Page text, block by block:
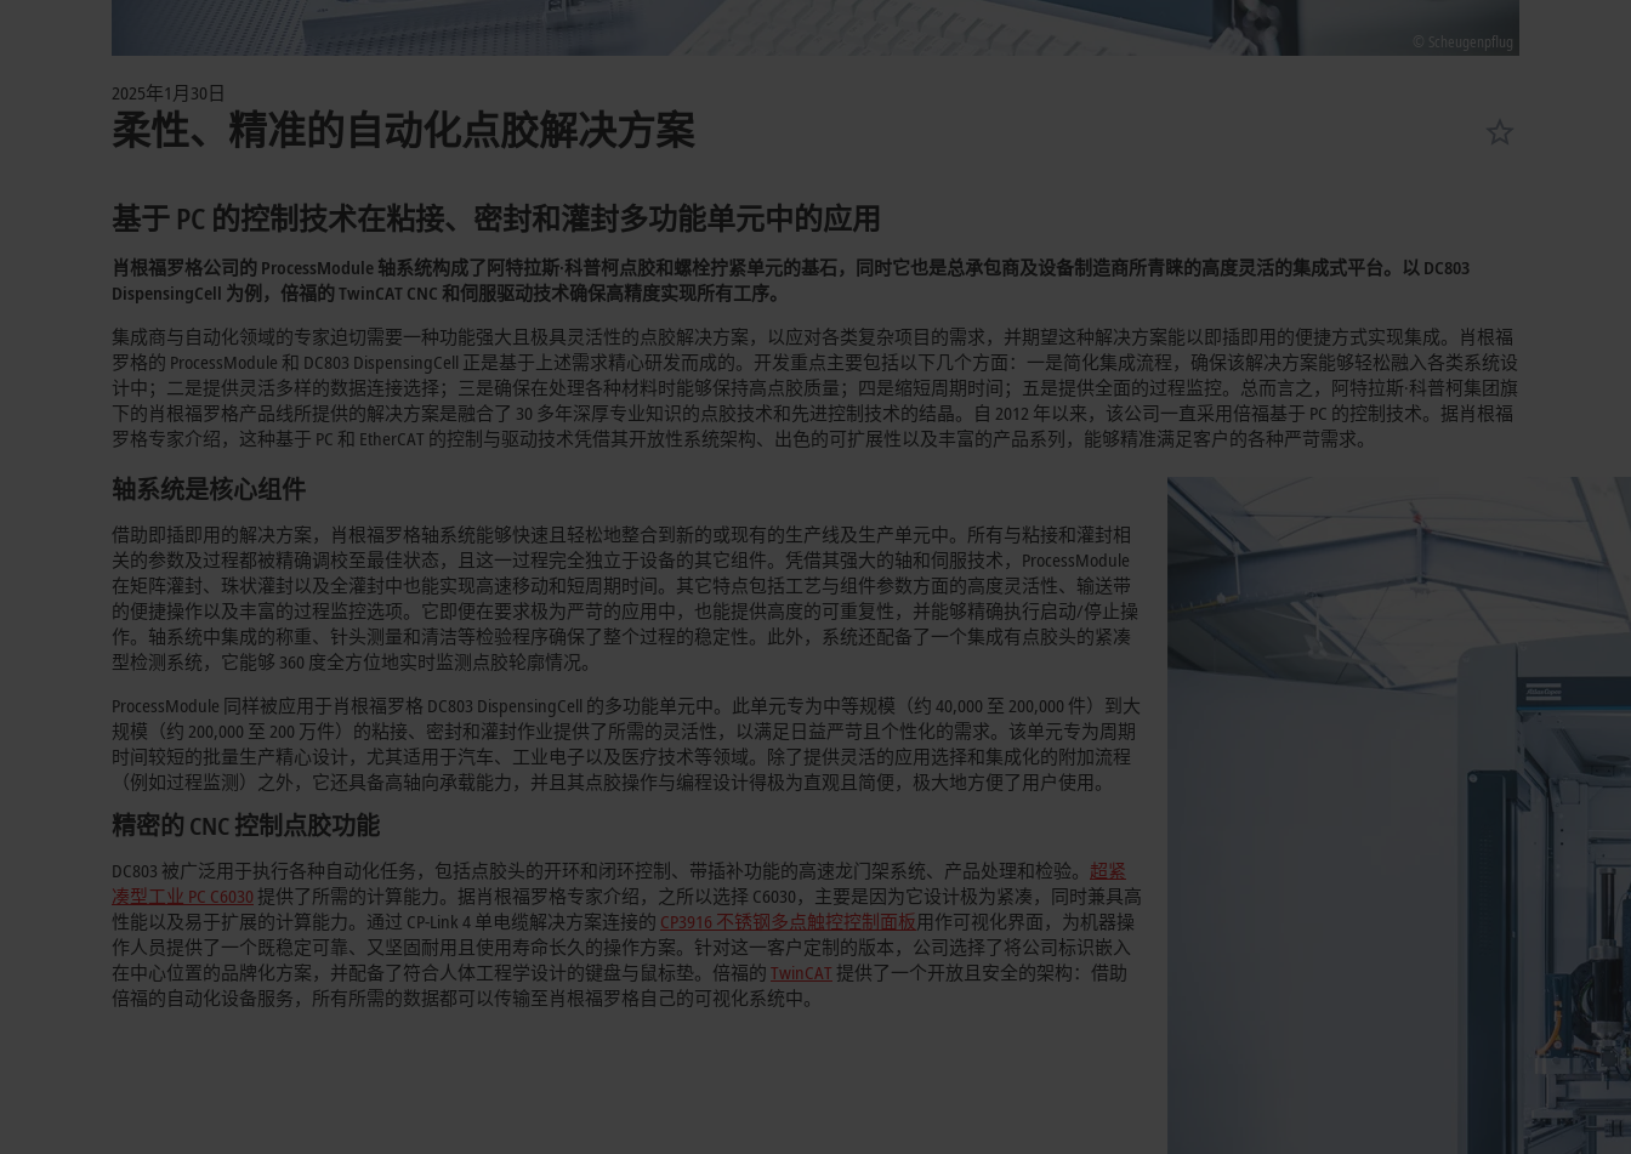
© Scheugenpflug
2025年1月30日
柔性、精准的自动化点胶解决方案
基于 PC 的控制技术在粘接、密封和灌封多功能单元中的应用
肖根福罗格公司的 ProcessModule 轴系统构成了阿特拉斯·科普柯点胶和螺栓拧紧单元的基石，同时它也是总承包商及设备制造商所青睐的高度灵活的集成式平台。以 DC803
DispensingCell 为例，倍福的TwinCAT CNC 和伺服驱动技术确保高精度实现所有工序。
集成商与自动化领域的专家迫切需要一种功能强大且极具灵活性的点胶解决方案，以应对各类复杂项目的需求，并期望这种解决方案能以即插即用的便捷方式实现集成。肖根福
罗格的 ProcessModule 和 DC803 DispensingCell 正是基于上述需求精心研发而成的。开发重点主要包括以下几个方面：一是简化集成流程，确保该解决方案能够轻松融入各类系统设
计中；二是提供灵活多样的数据连接选择；三是确保在处理各种材料时能够保持高点胶质量；四是缩短周期时间；五是提供全面的过程监控。总而言之，阿特拉斯·科普柯集团旗
下的肖根福罗格产品线所提供的解决方案是融合了 30 多年深厚专业知识的点胶技术和先进控制技术的结晶。自 2012 年以来，该公司一直采用倍福基于 PC 的控制技术。据肖根福
罗格专家介绍，这种基于 PC 和 EtherCAT 的控制与驱动技术凭借其开放性系统架构、出色的可扩展性以及丰富的产品系列，能够精准满足客户的各种严苛需求。
轴系统是核心组件
借助即插即用的解决方案，肖根福罗格轴系统能够快速且轻松地整合到新的或现有的生产线及生产单元中。所有与粘接和灌封相
关的参数及过程都被精确调校至最佳状态，且这一过程完全独立于设备的其它组件。凭借其强大的轴和伺服技术，ProcessModule
在矩阵灌封、珠状灌封以及全灌封中也能实现高速移动和短周期时间。其它特点包括工艺与组件参数方面的高度灵活性、输送带
的便捷操作以及丰富的过程监控选项。它即便在要求极为严苛的应用中，也能提供高度的可重复性，并能够精确执行启动/停止操
作。轴系统中集成的称重、针头测量和清洁等检验程序确保了整个过程的稳定性。此外，系统还配备了一个集成有点胶头的紧凑
型检测系统，它能够 360 度全方位地实时监测点胶轮廓情况。
ProcessModule 同样被应用于肖根福罗格 DC803 DispensingCell 的多功能单元中。此单元专为中等规模（约 40,000 至 200,000 件）到大
规模（约 200,000 至 200 万件）的粘接、密封和灌封作业提供了所需的灵活性，以满足日益严苛且个性化的需求。该单元专为周期
时间较短的批量生产精心设计，尤其适用于汽车、工业电子以及医疗技术等领域。除了提供灵活的应用选择和集成化的附加流程
（例如过程监测）之外，它还具备高轴向承载能力，并且其点胶操作与编程设计得极为直观且简便，极大地方便了用户使用。
精密的 CNC 控制点胶功能
DC803 被广泛用于执行各种自动化任务，包括点胶头的开环和闭环控制、带插补功能的高速龙门架系统、产品处理和检验。 超紧
凑型工业 PC C6030 提供了所需的计算能力。据肖根福罗格专家介绍，之所以选择 C6030，主要是因为它设计极为紧凑，同时兼具高
性能以及易于扩展的计算能力。通过 CP-Link 4 单电缆解决方案连接的 CP3916 不锈钢多点触控控制面板用作可视化界面，为机器操
作人员提供了一个既稳定可靠、又坚固耐用且使用寿命长久的操作方案。针对这一客户定制的版本，公司选择了将公司标识嵌入
在中心位置的品牌化方案，并配备了符合人体工程学设计的键盘与鼠标垫。倍福的 TwinCAT 提供了一个开放且安全的架构：借助
倍福的自动化设备服务，所有所需的数据都可以传输至肖根福罗格自己的可视化系统中。